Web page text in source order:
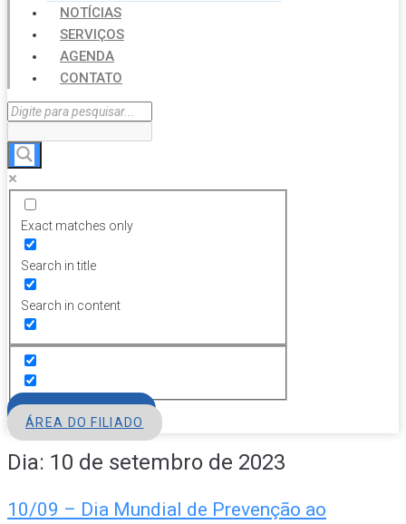
NOTÍCIAS
SERVIÇOS
AGENDA
CONTATO
Exact matches only
Search in title
Search in content
ÁREA DO FILIADO
Dia: 10 de setembro de 2023
10/09 – Dia Mundial de Prevenção ao